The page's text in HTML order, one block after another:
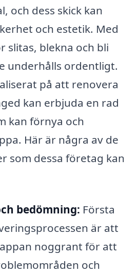
och dess skick kan
och estetik. Med
slitas, blekna och bli
underhålls ordentligt.
på att renovera
kan erbjuda en rad
kan förnya och
Här är några av de
som dessa företag kan
bedömning: Första
är att
noggrant för att
och